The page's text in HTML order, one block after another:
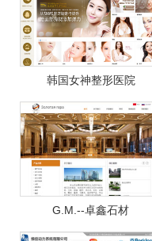
韩国女神整形医院
G.M.--卓鑫石材